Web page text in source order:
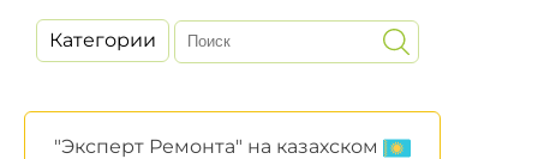
Категории
"Эксперт Ремонта" на казахском